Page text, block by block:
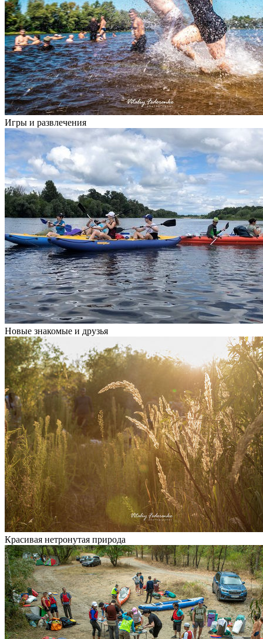
Игры и развлечения
Новые знакомые и друзья
Красивая нетронутая природа